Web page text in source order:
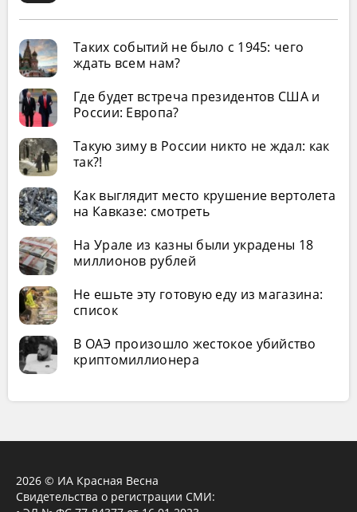
Таких событий не было с 1945: чего
ждать всем нам?
Где будет встреча президентов США и
России: Европа?
Такую зиму в России никто не ждал: как
так?!
Как выглядит место крушение вертолета
на Кавказе: смотреть
На Урале из казны были украдены 18
миллионов рублей
Не ешьте эту готовую еду из магазина:
список
В ОАЭ произошло жестокое убийство
криптомиллионера
2026 © ИА Красная Весна
Свидетельства о регистрации СМИ: